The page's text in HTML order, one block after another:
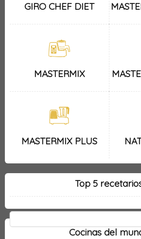
GIRO CHEF DIET
MASTERMIX
MASTERMIX PLUS
Top 5
Cocinas del